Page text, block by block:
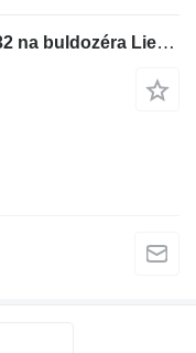
Zotrvačník Liebherr SAE 1 8007332 na buldozéra Liebherr PR751